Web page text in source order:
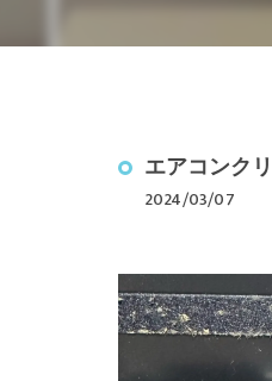
エアコンク
2024/03/07